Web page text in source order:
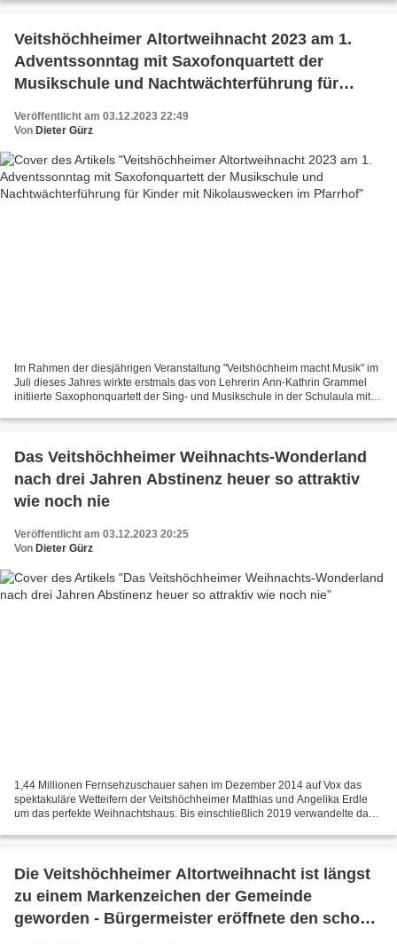
Veitshöchheimer Altortweihnacht 2023 am 1.
Adventssonntag mit Saxofonquartett der
Musikschule und Nachtwächterführung für
Veröffentlicht am 03.12.2023 22:49
Von Dieter Gürz
Im Rahmen der diesjährigen Veranstaltung "Veitshöchheim macht Musik" im
Juli dieses Jahres wirkte erstmals das von Lehrerin Ann-Kathrin Grammel
initiierte Saxophonquartett der Sing- und Musikschule in der Schulaula mit.
Das Veitshöchheimer Weihnachts-Wonderland
nach drei Jahren Abstinenz heuer so attraktiv
wie noch nie
Veröffentlicht am 03.12.2023 20:25
Von Dieter Gürz
1,44 Millionen Fernsehzuschauer sahen im Dezember 2014 auf Vox das
spektakuläre Wetteifern der Veitshöchheimer Matthias und Angelika Erdle
um das perfekte Weihnachtshaus. Bis einschließlich 2019 verwandelte das
Die Veitshöchheimer Altortweihnacht ist längst
zu einem Markenzeichen der Gemeinde
geworden - Bürgermeister eröffnete den schon